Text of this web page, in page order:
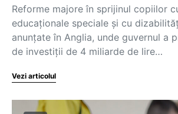
Reforme majore în sprijinul copiilor
educaționale speciale și cu
anunțate în Anglia, unde guvernul a
de investiții de 4 miliarde de lire…
Vezi articolul